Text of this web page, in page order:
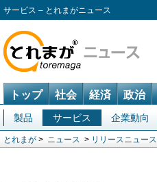
サービス – とれまがニュース
トップ 社会 経済 政治
製品 サービス 企業動向
とれまが > ニュース > リリースニュース